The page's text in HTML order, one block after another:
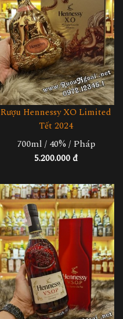
Rượu Hennessy XO Limited
Tết 2024
700ml / 40% / Pháp
5.200.000 đ